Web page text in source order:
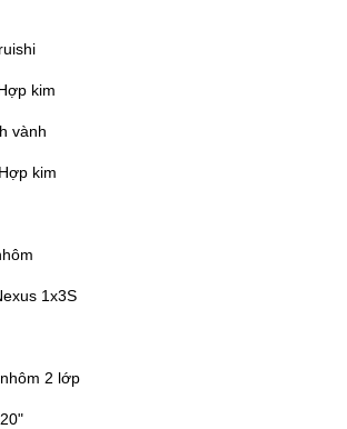
kim
vành
Hợp kim
1x3S
2 lớp
20"